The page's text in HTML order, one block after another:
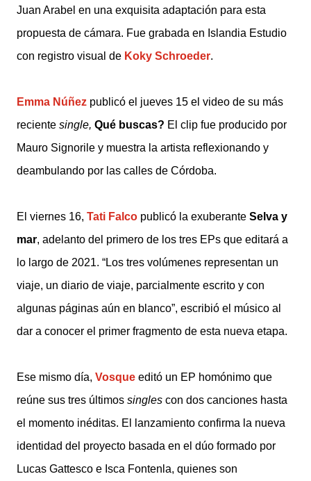
Juan Arabel en una exquisita adaptación para esta
propuesta de cámara. Fue grabada en Islandia Estudio
con registro visual de Koky Schroeder.
Emma Núñez publicó el jueves 15 el video de su más
reciente single, Qué buscas? El clip fue producido por
Mauro Signorile y muestra la artista reflexionando y
deambulando por las calles de Córdoba.
El viernes 16, Tati Falco publicó la exuberante Selva y
mar, adelanto del primero de los tres EPs que editará a
lo largo de 2021. “Los tres volúmenes representan un
viaje, un diario de viaje, parcialmente escrito y con
algunas páginas aún en blanco”, escribió el músico al
dar a conocer el primer fragmento de esta nueva etapa.
Ese mismo día, Vosque editó un EP homónimo que
reúne sus tres últimos singles con dos canciones hasta
el momento inéditas. El lanzamiento confirma la nueva
identidad del proyecto basada en el dúo formado por
Lucas Gattesco e Isca Fontenla, quienes son